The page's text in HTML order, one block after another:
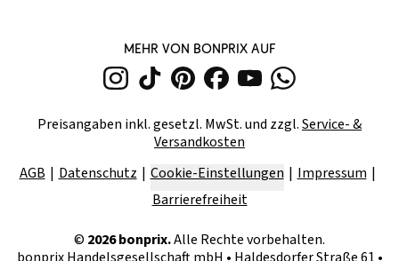
MEHR VON BONPRIX AUF
Preisangaben inkl. gesetzl. MwSt. und zzgl.Service- &
Versandkosten
AGB
Datenschutz Cookie-Einstellungen
Impressum
Barrierefreiheit
© 2026bonprix.Alle Rechte vorbehalten.